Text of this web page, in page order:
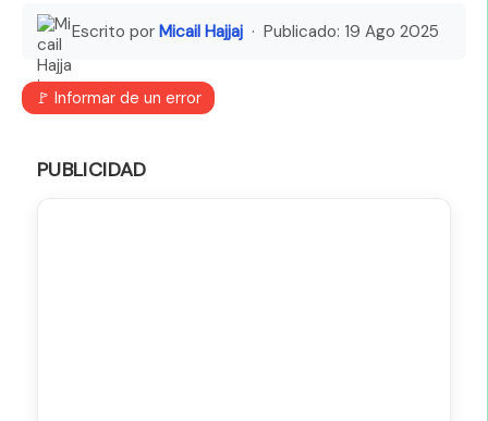
Escrito por Micail Hajjaj · Publicado: 19 Ago 2025
🚩 Informar de un error
PUBLICIDAD